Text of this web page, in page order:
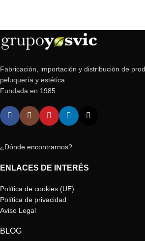
Fabricación, importación y distribución de
peluquería y estética.
Fundada en 1985.
¿Dónde encontrarnos?
ENLACES DE INTERÉS
Política de cookies (UE)
Política de privacidad
Aviso Legal
BLOG